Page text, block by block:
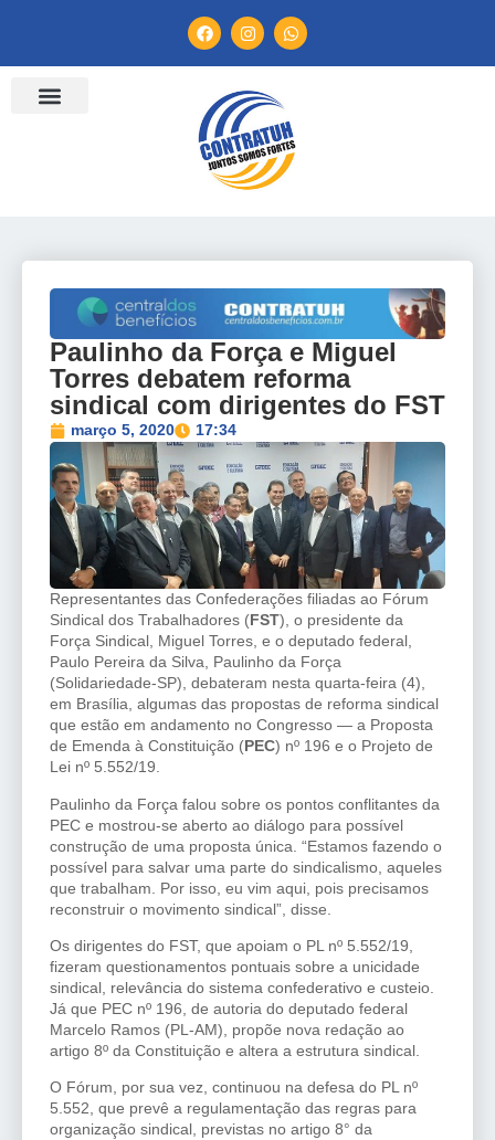
Paulinho da Força e Miguel
Torres debatem reforma
sindical com dirigentes do FST
março 5, 2020 17:34
Representantes das Confederações filiadas ao Fórum
Sindical dos Trabalhadores (FST), o presidente da
Força Sindical, Miguel Torres, e o deputado federal,
Paulo Pereira da Silva, Paulinho da Força
(Solidariedade-SP), debateram nesta quarta-feira (4),
em Brasília, algumas das propostas de reforma sindical
que estão em andamento no Congresso — a Proposta
de Emenda à Constituição (PEC) nº 196 e o Projeto de
Lei nº 5.552/19.
Paulinho da Força falou sobre os pontos conflitantes da
PEC e mostrou-se aberto ao diálogo para possível
construção de uma proposta única. “Estamos fazendo o
possível para salvar uma parte do sindicalismo, aqueles
que trabalham. Por isso, eu vim aqui, pois precisamos
reconstruir o movimento sindical”, disse.
Os dirigentes do FST, que apoiam o PL nº 5.552/19,
fizeram questionamentos pontuais sobre a unicidade
sindical, relevância do sistema confederativo e custeio.
Já que PEC nº 196, de autoria do deputado federal
Marcelo Ramos (PL-AM), propõe nova redação ao
artigo 8º da Constituição e altera a estrutura sindical.
O Fórum, por sua vez, continuou na defesa do PL nº
5.552, que prevê a regulamentação das regras para
organização sindical, previstas no artigo 8° da